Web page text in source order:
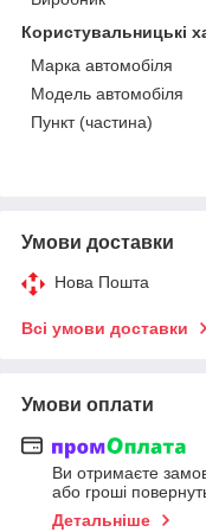
Користувальницькі
Марка автомобіля
Модель автомобіля
Пункт (частина)
Умови доставки
Нова Пошта
Всі умови доставки
Умови оплати
Ви отримаєте
або гроші
Детальніше